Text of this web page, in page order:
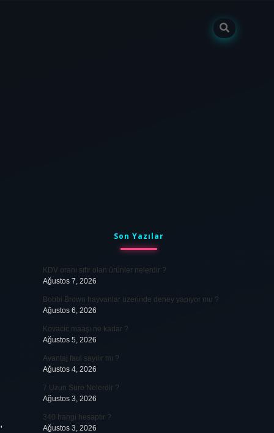
SidebarSon Yazılar
KDV oranı sıfır olan ürünler nelerdir ?
Ağustos 7, 2026
Bobbi Brown hayvanlar üzerinde deney yapıyor mu ?
Ağustos 6, 2026
Kovacic maaşı ne kadar ?
Ağustos 5, 2026
Avantaj faul sayılır mı ?
Ağustos 4, 2026
7 Uzun Sure Nelerdir ?
Ağustos 3, 2026
340 hangi hesaptır ?
Ağustos 3, 2026